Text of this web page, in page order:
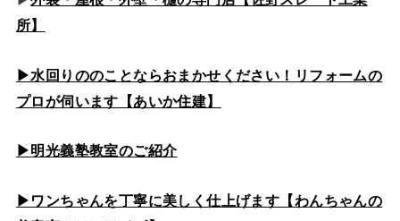
所】
▶水回りののことならおまかせください！リフォームの
プロが伺います【あいか住建】
▶明光義塾教室のご紹介
▶ワンちゃんを丁寧に美しく仕上げます【わんちゃんの